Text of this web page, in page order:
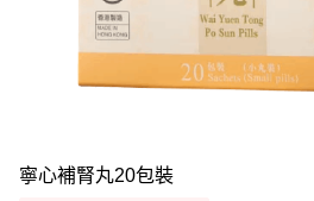
寧心補腎丸20包裝